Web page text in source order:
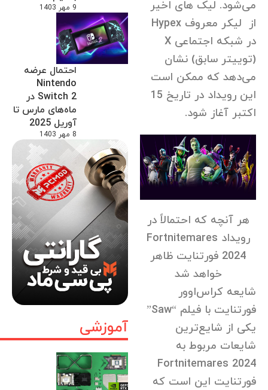
9 مهر 1403
احتمال عرضه
Nintendo
Switch 2 در
ماه‌های مارس تا
آوریل 2025
8 مهر 1403
آموزشی
می‌شود. لیک های اخیر
از لیکر معروف Hypex
در شبکه اجتماعی X
(توییتر سابق) نشان
می‌دهد که ممکن است
این رویداد در تاریخ 15
اکتبر آغاز شود.
هر آنچه که احتمالاً در
رویداد Fortnitemares
2024 فورتنایت ظاهر
خواهد شد
شایعه کراس‌اوور
فورتنایت با فیلم “Saw”
یکی از شایع‌ترین
شایعات مربوط به
Fortnitemares 2024
فورتنایت این است که